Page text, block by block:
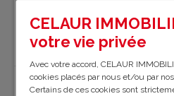
Maison de maître sur plus
Haute-vienne (Bonnac-La-Côte)
CELAUR
votre vie privée
Avec votre accord, CELAUR
cookies placés par nous et/ou par
Certains de ces cookies sont